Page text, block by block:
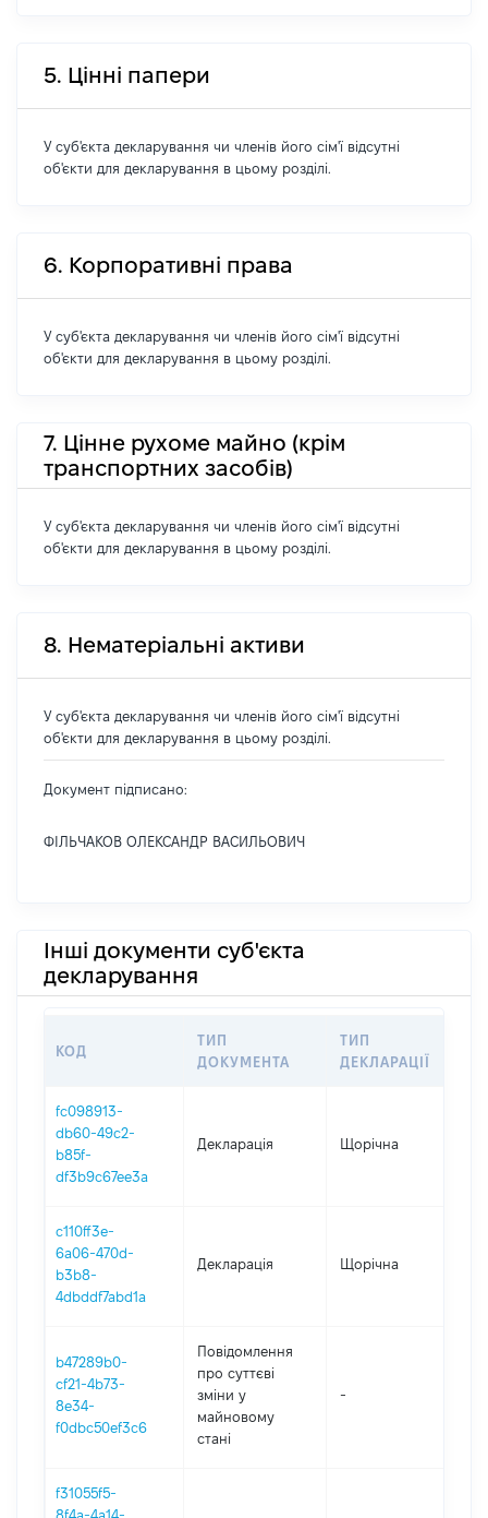
5. Цінні папери
У суб'єкта декларування чи членів його сім'ї відсутні
об'єкти для декларування в цьому розділі.
6. Корпоративні права
У суб'єкта декларування чи членів його сім'ї відсутні
об'єкти для декларування в цьому розділі.
7. Цінне рухоме майно (крім
транспортних засобів)
У суб'єкта декларування чи членів його сім'ї відсутні
об'єкти для декларування в цьому розділі.
8. Нематеріальні активи
У суб'єкта декларування чи членів його сім'ї відсутні
об'єкти для декларування в цьому розділі.
Документ підписано:
ФІЛЬЧАКОВ ОЛЕКСАНДР ВАСИЛЬОВИЧ
Інші документи суб'єкта
декларування
КОД
ТИП
ДОКУМЕНТА
ТИП
ДЕКЛАРАЦІЇ
fc098913-
db60-49c2-
b85f-
df3b9c67ee3a
Декларація Щорічна
c110ff3e-
6a06-470d-
b3b8-
4dbddf7abd1a
Декларація Щорічна
b47289b0-
cf21-4b73-
8e34-
f0dbc50ef3c6
Повідомлення
про суттєві
зміни y
майновому
стані
-
f31055f5-
8f4a-4a14-